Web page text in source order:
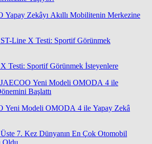
Zekâyı Akıllı Mobilitenin Merkezine
Testi: Sportif Görünmek İsteyenlere
Yeni Modeli OMODA 4 ile Yapay Zekâ